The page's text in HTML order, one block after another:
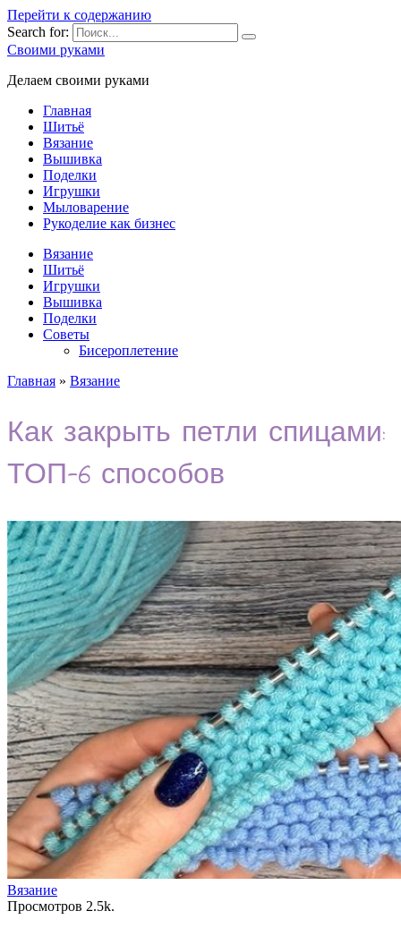
Перейти к содержанию
Search for:
Своими руками
Делаем своими руками
Главная
Шитьё
Вязание
Вышивка
Поделки
Игрушки
Мыловарение
Рукоделие как бизнес
Вязание
Шитьё
Игрушки
Вышивка
Поделки
Советы
Бисероплетение
Главная » Вязание
Как закрыть петли спицами:
ТОП-6 способов
Вязание
Просмотров 2.5k.